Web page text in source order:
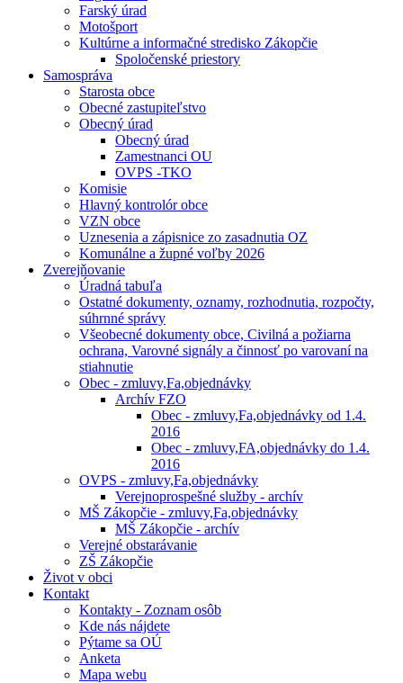
Farský úrad
Motošport
Kultúrne a informačné stredisko Zákopčie
Spoločenské priestory
Samospráva
Starosta obce
Obecné zastupiteľstvo
Obecný úrad
Obecný úrad
Zamestnanci OU
OVPS -TKO
Komisie
Hlavný kontrolór obce
VZN obce
Uznesenia a zápisnice zo zasadnutia OZ
Komunálne a župné voľby 2026
Zverejňovanie
Úradná tabuľa
Ostatné dokumenty, oznamy, rozhodnutia, rozpočty,
súhrnné správy
Všeobecné dokumenty obce, Civilná a požiarna
ochrana, Varovné signály a činnosť po varovaní na
stiahnutie
Obec - zmluvy,Fa,objednávky
Archív FZO
Obec - zmluvy,Fa,objednávky od 1.4.
2016
Obec - zmluvy,FA,objednávky do 1.4.
2016
OVPS - zmluvy,Fa,objednávky
Verejnoprospešné služby - archív
MŠ Zákopčie - zmluvy,Fa,objednávky
MŠ Zákopčie - archív
Verejné obstarávanie
ZŠ Zákopčie
Život v obci
Kontakt
Kontakty - Zoznam osôb
Kde nás nájdete
Pýtame sa OÚ
Anketa
Mapa webu